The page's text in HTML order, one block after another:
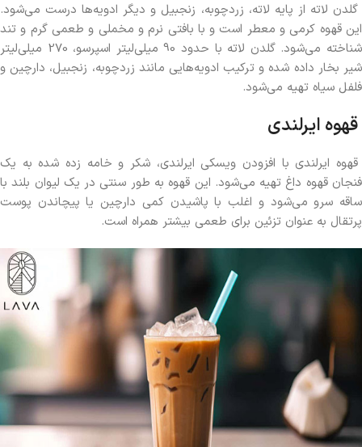
گلدن لاته از پایه لاته، زردچوبه، زنجبیل و دیگر ادویه‌ها درست می‌شود.
این قهوه‌ کرمی و معطر است و با بافتی نرم و مخملی و طعمی گرم و تند
شناخته می‌شود. گلدن لاته با حدود 90 میلی‌لیتر اسپرسو، 270 میلی‌لیتر
شیر بخار داده شده و ترکیب ادویه‌هایی مانند زردچوبه، زنجبیل، دارچین و
فلفل سیاه تهیه می‌شود.
قهوه ایرلندی
قهوه ایرلندی با افزودن ویسکی ایرلندی، شکر و خامه زده شده به یک
فنجان قهوه داغ تهیه می‌شود. این قهوه به طور سنتی در یک لیوان بلند با
ساقه سرو می‌شود و اغلب با پاشیدن کمی دارچین یا پیچاندن پوست
پرتقال به عنوان تزئین برای طعمی بیشتر همراه است.